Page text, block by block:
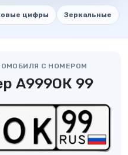
цифры Зеркальные
С НОМЕРОМ
А999ОК 99